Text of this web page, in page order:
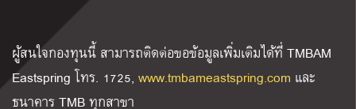
ผู้สนใจกองทุนนี้ สามารถติดต่อขอข้อมูลเพิ่มเติมได้ที่ TMBAM
Eastspring โทร. 1725, www.tmbameastspring.com และ
ธนาคาร TMB ทุกสาขา